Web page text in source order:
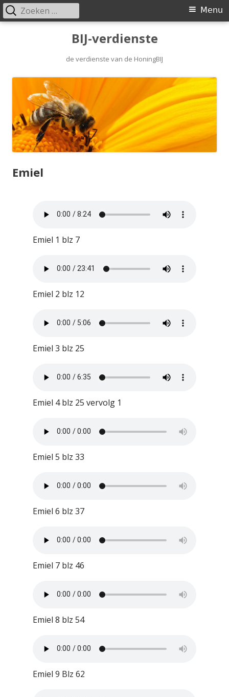
BIJ-verdienste
de verdienste van de HoningBIJ
Primair
Menu
Zoeken
naar:
Emiel
Emiel 1 blz 7
Emiel 2 blz 12
Emiel 3 blz 25
Emiel 4 blz 25 vervolg 1
Emiel 5 blz 33
Emiel 6 blz 37
Emiel 7 blz 46
Emiel 8 blz 54
Emiel 9 Blz 62